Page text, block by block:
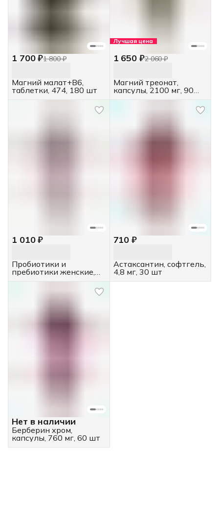
1 700 ₽1 800 ₽
Магний малат+В6,
таблетки, 474, 180 шт
Лучшая цена
1 650 ₽2 060 ₽
Магний треонат,
капсулы, 2100 мг, 90
1 010 ₽
Пробиотики и
пребиотики женские,
капсулы, 855 мг, 60 шт.
710 ₽
Астаксантин, софтгель,
4,8 мг, 30 шт
Нет в наличии
Берберин хром,
капсулы, 760 мг, 60 шт